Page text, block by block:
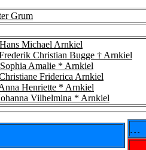
Grum
Hans Michael Arnkiel
Christian Bugge † Arnkiel
Sophia Amalie * Arnkiel
Friderica Arnkiel
Henriette * Arnkiel
Vilhelmina * Arnkiel
- - -